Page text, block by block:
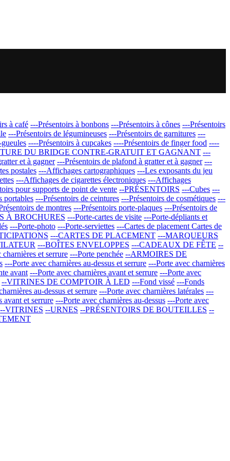
à café ---Présentoirs à bonbons ---Présentoirs à cônes ---Présentoirs
---Présentoirs de légumineuses ---Présentoirs de garnitures ---
----Présentoirs à cupcakes ----Présentoirs de finger food ----
DU BRIDGE CONTRE-GRATUIT ET GAGNANT ---
et à gagner ---Présentoirs de plafond à gratter et à gagner ---
postales ---Affichages cartographiques ---Les exposants du jeu
---Affichages de cigarettes électroniques ---Affichages
pour supports de point de vente --PRÉSENTOIRS ---Cubes ---
portables ---Présentoirs de ceintures ---Présentoirs de cosmétiques ---
de montres ---Présentoirs porte-plaques ---Présentoirs de
À BROCHURES ---Porte-cartes de visite ---Porte-dépliants et
---Porte-photo ---Porte-serviettes ---Cartes de placement Cartes de
---CARTES DE PLACEMENT ---MARQUEURS
---BOÎTES ENVELOPPES ---CADEAUX DE FÊTE --
charnières et serrure ---Porte penchée --ARMOIRES DE
---Porte avec charnières au-dessus et serrure ---Porte avec charnières
avant ---Porte avec charnières avant et serrure ---Porte avec
--VITRINES DE COMPTOIR À LED ---Fond vissé ---Fonds
au-dessus et serrure ---Porte avec charnières latérales ---
avant et serrure ---Porte avec charnières au-dessus ---Porte avec
--VITRINES --URNES --PRÉSENTOIRS DE BOUTEILLES --